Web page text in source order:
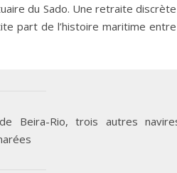
du Sado. Une retraite discrète
part de l’histoire maritime entre
Beira-Rio, trois autres